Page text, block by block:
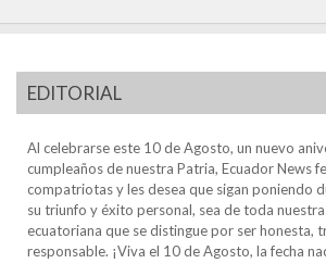
EDITORIAL
Al celebrarse este 10 de Agosto, un nuevo
cumpleaños de nuestra Patria, Ecuador News
compatriotas y les desea que sigan poniendo
su triunfo y éxito personal, sea de toda
ecuatoriana que se distingue por ser honesta,
responsable. ¡Viva el 10 de Agosto, la fecha